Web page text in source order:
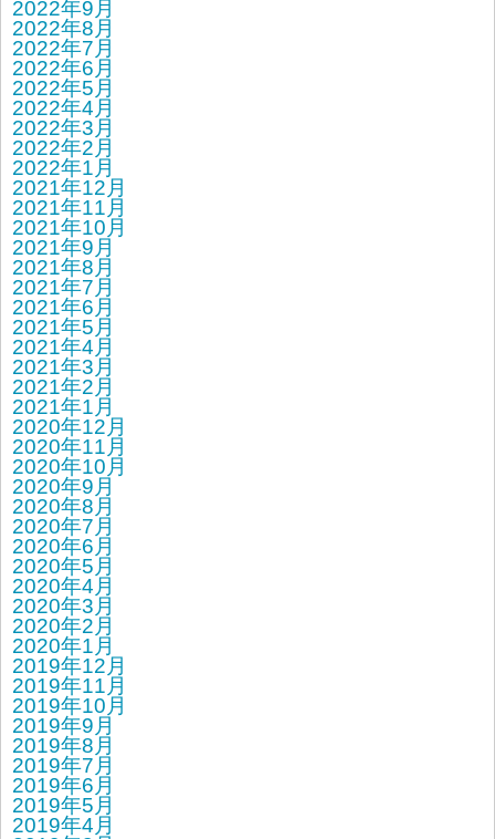
2022年9月
2022年8月
2022年7月
2022年6月
2022年5月
2022年4月
2022年3月
2022年2月
2022年1月
2021年12月
2021年11月
2021年10月
2021年9月
2021年8月
2021年7月
2021年6月
2021年5月
2021年4月
2021年3月
2021年2月
2021年1月
2020年12月
2020年11月
2020年10月
2020年9月
2020年8月
2020年7月
2020年6月
2020年5月
2020年4月
2020年3月
2020年2月
2020年1月
2019年12月
2019年11月
2019年10月
2019年9月
2019年8月
2019年7月
2019年6月
2019年5月
2019年4月